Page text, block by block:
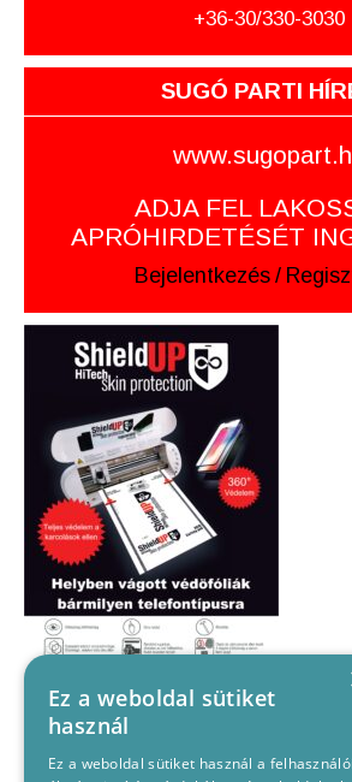
+36-30/330-3030
SUGÓ PARTI
ADJA FEL
APRÓHIRDETÉSÉT
Bejelentkezés /
Ez a weboldal sütiket
használ
Ez a weboldal sütiket használ a felhasználói